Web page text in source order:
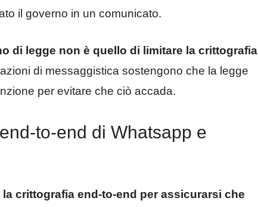
il governo in un comunicato.
di legge non è quello di limitare la crittografia
di messaggistica sostengono che la legge
per evitare che ciò accada.
to-end di Whatsapp e
crittografia end-to-end per assicurarsi che